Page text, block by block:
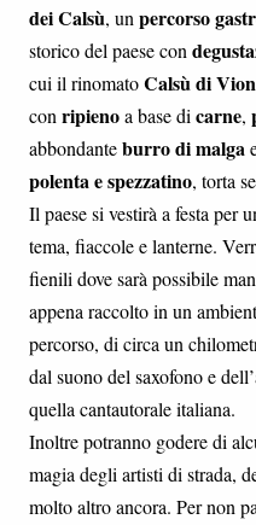
dei Calsù, un percorso
storico del paese con
cui il rinomatoCalsù di
con ripienoa base di carne,
abbondanteburro di malga
polenta e spezzatino, torta
Il paese si vestirà a festa per
tema, fiaccole e lanterne.
fienili dove sarà possibile
appena raccolto in un
percorso, di circa un
dal suono del saxofono e
quella cantautorale italiana.
Inoltre potranno godere di
magia degli artisti di strada,
molto altro ancora. Per non